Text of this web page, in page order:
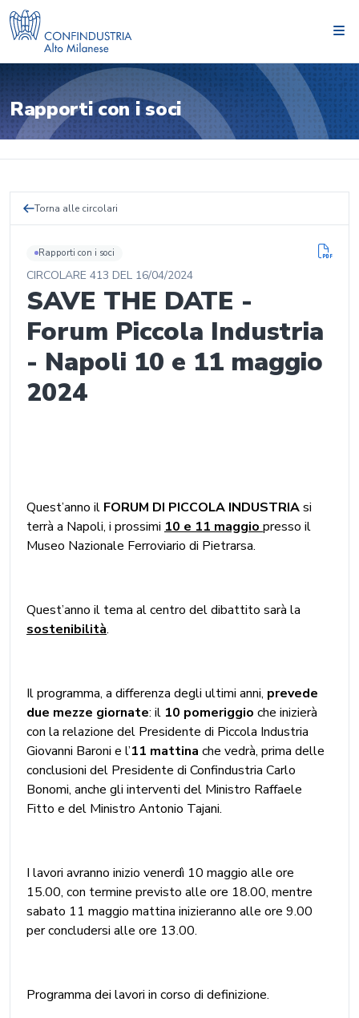
Rapporti con i soci
Torna alle circolari
Rapporti con i soci
CIRCOLARE 413 DEL 16/04/2024
SAVE THE DATE -
Forum Piccola Industria
- Napoli 10 e 11 maggio
2024
Quest’anno il FORUM DI PICCOLA INDUSTRIAsi
terrà a Napoli, i prossimi 10 e 11 maggio presso il
Museo Nazionale Ferroviario di Pietrarsa.
Quest’anno il tema al centro del dibattito sarà la
sostenibilità.
Il programma, a differenza degli ultimi anni, prevede
due mezze giornate: il 10 pomeriggio che inizierà
con la relazione del Presidente di Piccola Industria
Giovanni Baroni e l’11 mattina che vedrà, prima delle
conclusioni del Presidente di Confindustria Carlo
Bonomi, anche gli interventi del Ministro Raffaele
Fitto e del Ministro Antonio Tajani.
I lavori avranno inizio venerdì 10 maggio alle ore
15.00, con termine previsto alle ore 18.00, mentre
sabato 11 maggio mattina inizieranno alle ore 9.00
per concludersi alle ore 13.00.
Programma dei lavori in corso di definizione.